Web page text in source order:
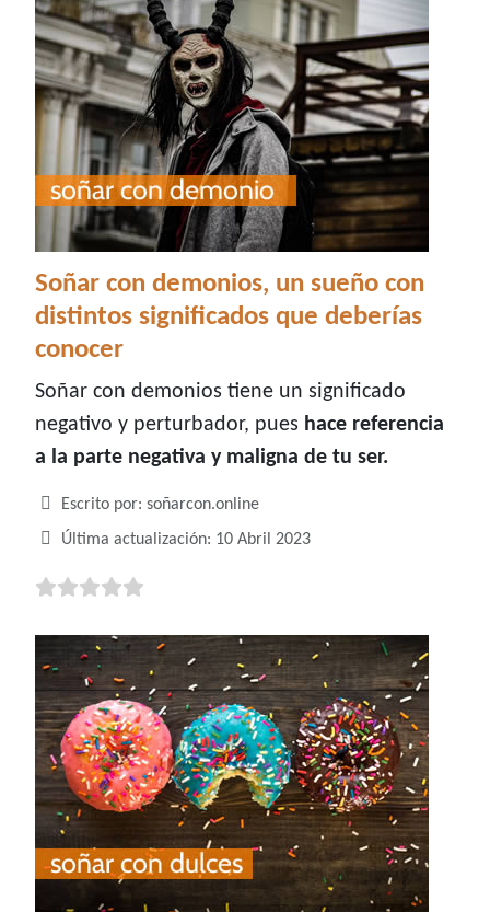
Soñar con demonios, un sueño con
distintos significados que deberías
conocer
Soñar con demonios tiene un significado
negativo y perturbador, pues hace referencia
a la parte negativa y maligna de tu ser.
Detalles
Escrito por: soñarcon.online
Última actualización: 10 Abril 2023